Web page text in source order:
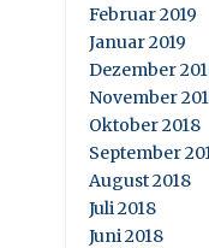
Februar 2019
Januar 2019
Dezember
November
Oktober 2018
September
August 2018
Juli 2018
Juni 2018